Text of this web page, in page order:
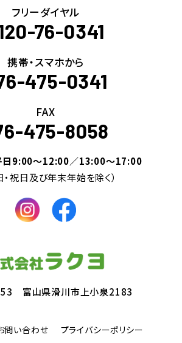
フリーダイヤル
76-0341
携帯・スマホから
475-0341
FAX
475-8058
日9:00～12:00／13:00～17:00
・祝日及び年末年始を除く）
富山県滑川市上小泉2183
問い合わせ プライバシーポリシー